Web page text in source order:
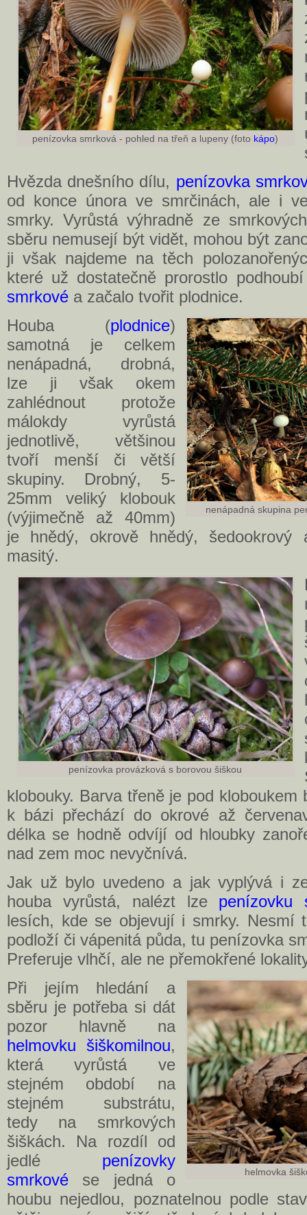
penízovka smrková - pohled na třeň a lupeny (foto kápo)
Hvězda dnešního dílu, penízovka
od konce února ve smrčinách, ale i
smrky. Vyrůstá výhradně ze
sběru nemusejí být vidět, mohou být
ji však najdeme na těch
které už dostatečně prorostlo
smrkové a začalo tvořit plodnice.
nenápadná skupina
Houba (plodnice)
samotná je celkem
nenápadná, drobná,
lze ji však okem
zahlédnout protože
málokdy vyrůstá
jednotlivě, většinou
tvoří menší či větší
skupiny. Drobný, 5-
25mm veliký klobouk
(výjimečně až 40mm)
je hnědý, okrově hnědý,
masitý.
penízovka provázková s borovou šiškou
klobouky. Barva třeně je pod kloboukem
k bázi přechází do okrové až
délka se hodně odvíjí od hloubky
nad zem moc nevyčnívá.
Jak už bylo uvedeno a jak vyplývá i
houba vyrůstá, nalézt lze penízovku
lesích, kde se objevují i smrky. Nesmí
podloží či vápenitá půda, tu penízovka
Preferuje vlhčí, ale ne přemokřené
helmovka
Při jejím hledání a
sběru je potřeba si dát
pozor hlavně na
helmovku šiškomilnou,
která vyrůstá ve
stejném období na
stejném substrátu,
tedy na smrkových
šiškách. Na rozdíl od
jedlé penízovky
smrkové se jedná o
houbu nejedlou, poznatelnou podle